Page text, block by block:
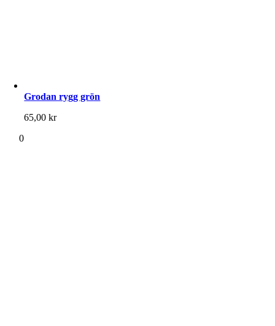
Grodan rygg grön
65,00kr
0